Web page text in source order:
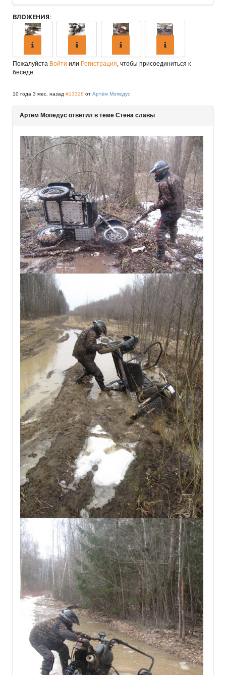
ВЛОЖЕНИЯ:
Пожалуйста Войти или Регистрация , чтобы присоединиться к
беседе.
10 года 3 мес. назад #13328 от Артём Мопедус
Артём Мопедус ответил в теме Стена славы